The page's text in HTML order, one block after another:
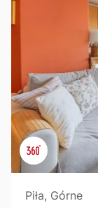
Piła, Górne